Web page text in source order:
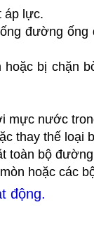
áp lực.
đường
bị chặn
mực nước
thay thế loại
toàn bộ
hoặc các
động.